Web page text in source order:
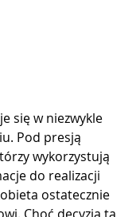
się w niezwykle
Pod presją
wykorzystują
do realizacji
ostatecznie